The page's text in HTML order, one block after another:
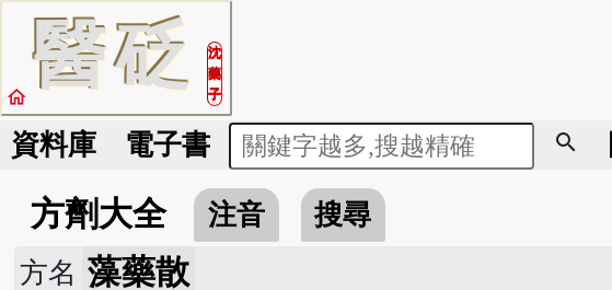
醫砭
沈
藥
子
home
資料庫 電子書 search
方劑大全 注音 搜尋
方名 藻藥散